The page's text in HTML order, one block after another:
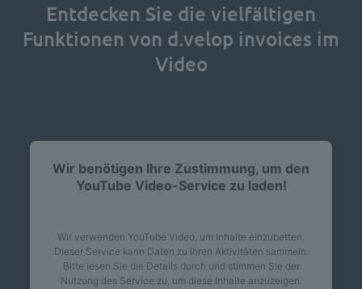
Entdecken Sie die vielfältigen
Funktionen von d.velop invoices im
Video
Wir benötigen Ihre Zustimmung, um den
YouTube Video-Service zu laden!
Wir verwenden YouTube Video, um Inhalte einzubetten.
Dieser Service kann Daten zu Ihren Aktivitäten sammeln.
Bitte lesen Sie die Details durch und stimmen Sie der
Nutzung des Service zu, um diese Inhalte anzuzeigen.